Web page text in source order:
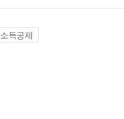
소득공제